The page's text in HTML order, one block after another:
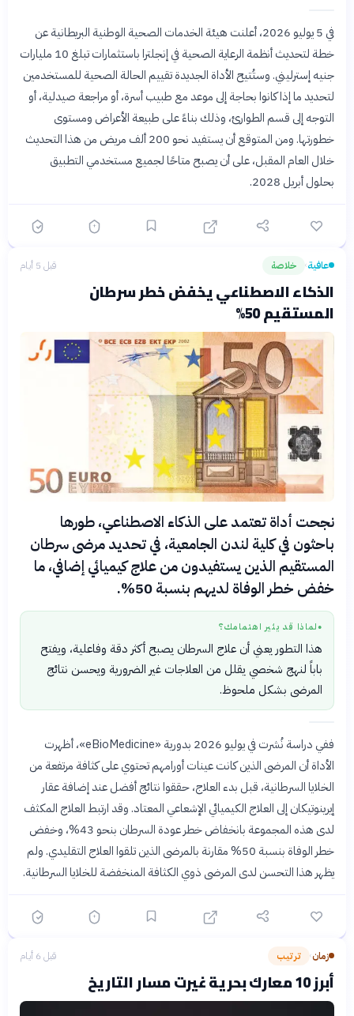
في 5 يوليو 2026، أعلنت هيئة الخدمات الصحية الوطنية البريطانية عن
خطة لتحديث أنظمة الرعاية الصحية في إنجلترا باستثمارات تبلغ 10 مليارات
جنيه إسترليني. وستُتيح الأداة الجديدة تقييم الحالة الصحية للمستخدمين
لتحديد ما إذا كانوا بحاجة إلى موعد مع طبيب أسرة، أو مراجعة صيدلية، أو
التوجه إلى قسم الطوارئ، وذلك بناءً على طبيعة الأعراض ومستوى
خطورتها. ومن المتوقع أن يستفيد نحو 200 ألف مريض من هذا التحديث
خلال العام المقبل، على أن يصبح متاحًا لجميع مستخدمي التطبيق
بحلول أبريل 2028.
عافية› خلاصة قبل 5 أيام
الذكاء الاصطناعي يخفض خطر سرطان
المستقيم 50%
نجحت أداة تعتمد على الذكاء الاصطناعي، طورها
باحثون في كلية لندن الجامعية، في تحديد مرضى سرطان
المستقيم الذين يستفيدون من علاج كيميائي إضافي، ما
خفض خطر الوفاة لديهم بنسبة 50%.
● لماذا قد يثير اهتمامك؟
هذا التطور يعني أن علاج السرطان يصبح أكثر دقة وفاعلية، ويفتح
باباً لنهج شخصي يقلل من العلاجات غير الضرورية ويحسن نتائج
المرضى بشكل ملحوظ.
ففي دراسة نُشرت في يوليو 2026 بدورية «eBioMedicine»، أظهرت
الأداة أن المرضى الذين كانت عينات أورامهم تحتوي على كثافة مرتفعة من
الخلايا السرطانية، قبل بدء العلاج، حققوا نتائج أفضل عند إضافة عقار
إيرينوتيكان إلى العلاج الكيميائي الإشعاعي المعتاد. وقد ارتبط العلاج المكثف
لدى هذه المجموعة بانخفاض خطر عودة السرطان بنحو 43%، وخفض
خطر الوفاة بنسبة 50% مقارنة بالمرضى الذين تلقوا العلاج التقليدي. ولم
يظهر هذا التحسن لدى المرضى ذوي الكثافة المنخفضة للخلايا السرطانية.
زمان› ترتيب قبل 6 أيام
أبرز 10 معارك بحرية غيرت مسار التاريخ